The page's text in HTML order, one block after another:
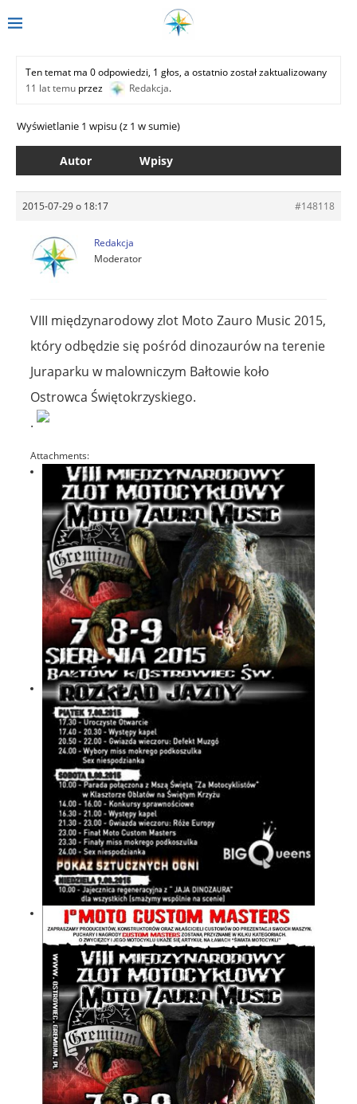
Ten temat ma 0 odpowiedzi, 1 głos, a ostatnio został zaktualizowany
11 lat temu przez Redakcja.
Wyświetlanie 1 wpisu (z 1 w sumie)
Autor Wpisy
2015-07-29 o 18:17 #148118
Redakcja
Moderator
VIII międzynarodowy zlot Moto Zauro Music 2015,
który odbędzie się pośród dinozaurów na terenie
Juraparku w malowniczym Bałtowie koło
Ostrowca Świętokrzyskiego.
.
Attachments: